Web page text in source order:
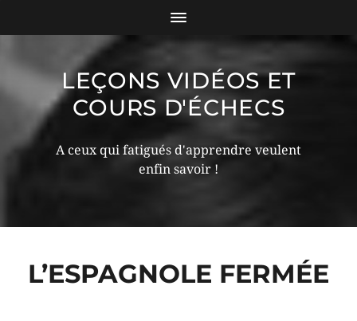
LEÇONS VIDÉOS ET
COURS D'ÉCHECS
A ceux qui fatigués d'apprendre veulent
enfin savoir !
L’ESPAGNOLE FERMÉE